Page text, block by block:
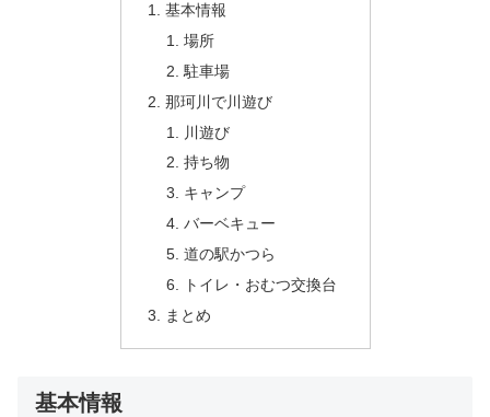
基本情報
場所
駐車場
那珂川で川遊び
川遊び
持ち物
キャンプ
バーベキュー
道の駅かつら
トイレ・おむつ交換台
まとめ
基本情報